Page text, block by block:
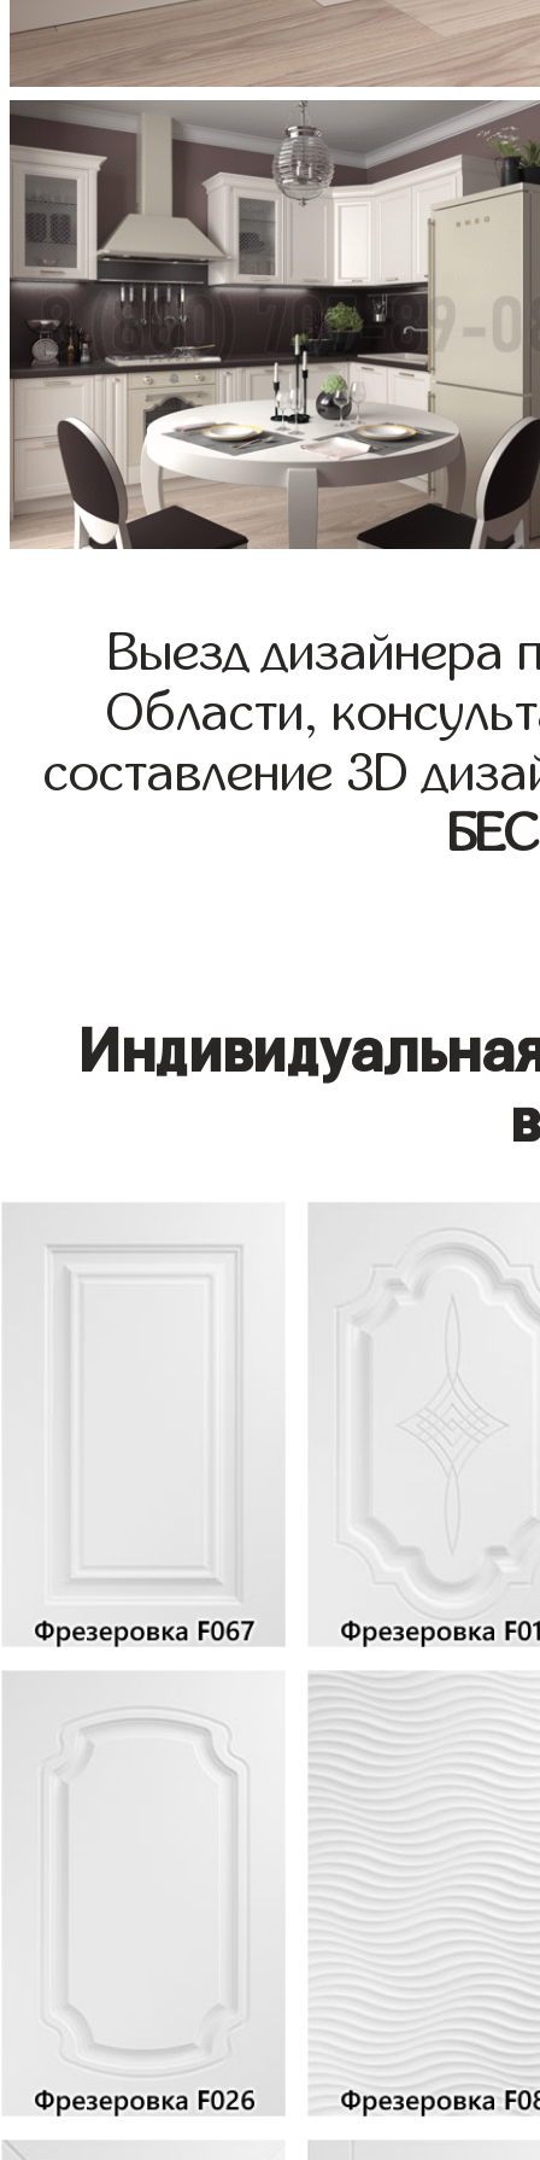
Выезд дизайнера
Области,
составление 3D